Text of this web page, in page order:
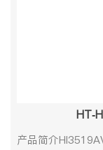
HT-
产品简介